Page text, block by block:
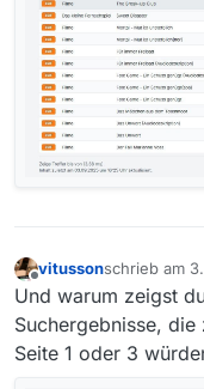
Offline
vitussonschrieb am
zuletzt
Und warum zeigst
Suchergebnisse,
Seite 1 oder 3